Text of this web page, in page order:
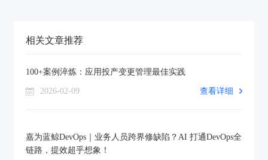
相关文章推荐
100+案例淬炼：应用投产变更管理最佳实践
2026-02-09 查看详细
嘉为蓝鲸DevOps｜业务人员跨界修缺陷？AI 打通DevOps全
链路，提效超乎想象！